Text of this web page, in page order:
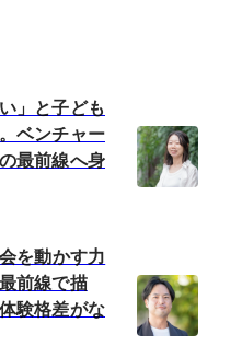
」と子ども
ベンチャー
最前線へ身
を動かす力
前線で描
験格差がな